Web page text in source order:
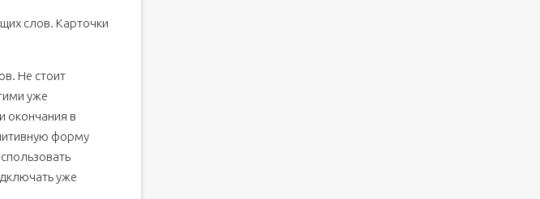
слов. Карточки
Не стоит
уже
окончания в
форму
уже